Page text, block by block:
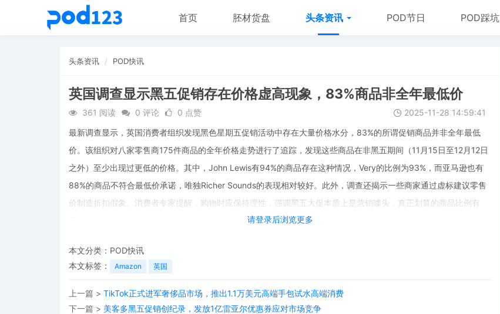
首页 胚材货盘 头条资讯 POD节日 POD踩坑
头条资讯 POD快讯
英国调查显示黑五促销存在价格虚高现象，83%商品非全年最低价
361 阅读 0 评论 0 点赞 2025-11-28 14:59:41
请登录后浏览更多
最新调查显示，英国消费者组织发现黑色星期五促销活动中存在大量价格水分，83%的所谓促销商品并非全年最低
价。该组织对八家零售商175件商品的全年价格走势进行了追踪，发现这些商品在非黑五期间（11月15日至12月12日
之外）至少出现过更低的价格。其中，John Lewis有94%的商品存在这种情况，Very的比例为93%，而亚马逊也有
88%的商品不符合最低价承诺，唯独Richer Sounds的表现相对较好。此外，调查还揭示一些商家通过虚标建议零售
价制造折扣假象。消费者专家提醒，购物时应保持理性，强调黑五大促本质上是营销噱头，真正划算的商品比例有
本文分类： POD快讯
本文标签：
Amazon 英国
上一篇 > TikTok正式进军奢侈品市场，推出1.1万美元高端手包试水高端消费
下一篇 > 美客多黑五促销创纪录，发放1亿雷亚尔优惠券应对市场竞争